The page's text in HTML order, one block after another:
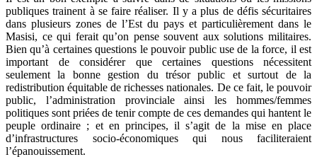
publiques trainent à se faire réaliser. Il y a plus de défis sécuritaires
dans plusieurs zones de l’Est du pays et particulièrement dans le
Masisi, ce qui ferait qu’on pense souvent aux solutions militaires.
Bien qu’à certaines questions le pouvoir public use de la force, il est
important de considérer que certaines questions nécessitent
seulement la bonne gestion du trésor public et surtout de la
redistribution équitable de richesses nationales. De ce fait, le pouvoir
public, l’administration provinciale ainsi les hommes/femmes
politiques sont priées de tenir compte de ces demandes qui hantent le
peuple ordinaire ; et en principes, il s’agit de la mise en place
d’infrastructures socio-économiques qui nous faciliteraient
l’épanouissement.